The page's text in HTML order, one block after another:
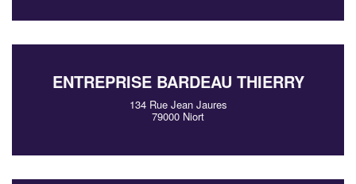
ENTREPRISE BARDEAU THIERRY
134 Rue Jean Jaures
79000 Niort